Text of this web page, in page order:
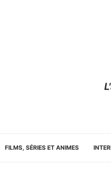
FILMS, SÉRIES ET ANIMES